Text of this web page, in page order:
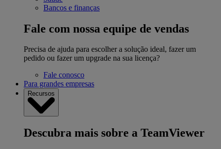
Bancos e finanças
Fale com nossa equipe de vendas
Precisa de ajuda para escolher a solução ideal, fazer um
pedido ou fazer um upgrade na sua licença?
Fale conosco
Para grandes empresas
Recursos
Descubra mais sobre a TeamViewer